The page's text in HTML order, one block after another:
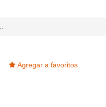
Agregar a favoritos